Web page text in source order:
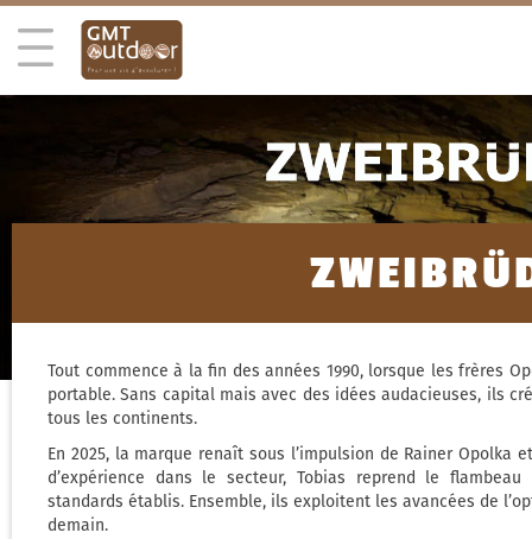
Tout commence à la fin des années 1990, lorsque les frères
portable. Sans capital mais avec des idées audacieuses, ils
tous les continents.
En 2025, la marque renaît sous l’impulsion de Rainer Opolka
d’expérience dans le secteur, Tobias reprend le
standards établis. Ensemble, ils exploitent les avancées de
demain.